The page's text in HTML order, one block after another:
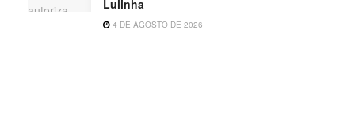
Lulinha
4 DE AGOSTO DE 2026